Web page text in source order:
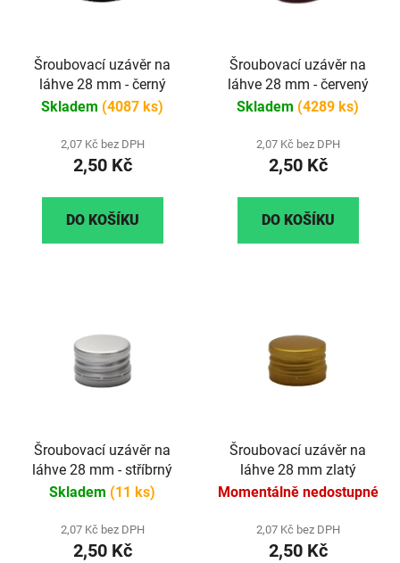
Šroubovací uzávěr na
láhve 28 mm - černý
Skladem (4087 ks)
2,07 Kč bez DPH
2,50 Kč
DO KOŠÍKU
Šroubovací uzávěr na
láhve 28 mm - červený
Skladem (4289 ks)
2,07 Kč bez DPH
2,50 Kč
DO KOŠÍKU
Šroubovací uzávěr na
láhve 28 mm - stříbrný
Skladem (11 ks)
2,07 Kč bez DPH
2,50 Kč
Šroubovací uzávěr na
láhve 28 mm zlatý
Momentálně nedostupné
2,07 Kč bez DPH
2,50 Kč